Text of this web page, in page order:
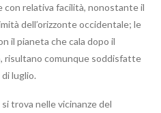
con relativa facilità, nonostante il
dell’orizzonte occidentale; le
il pianeta che cala dopo il
risultano comunque soddisfatte
luglio.
trova nelle vicinanze del